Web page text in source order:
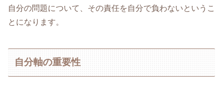
自分の問題について、その責任を自分で負わないというこ
とになります。
自分軸の重要性